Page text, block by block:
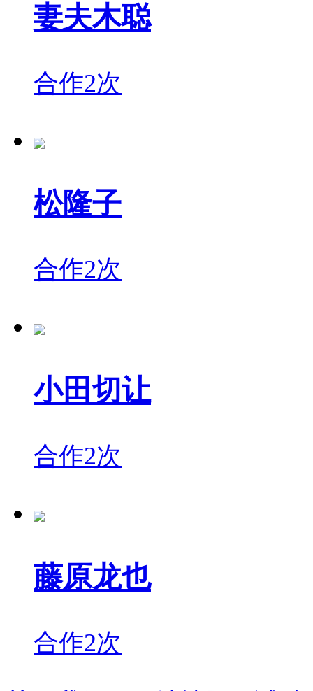
妻夫木聪
合作2次
松隆子
合作2次
小田切让
合作2次
藤原龙也
合作2次